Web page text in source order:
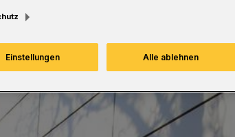
Einstellungen Alle ablehnen